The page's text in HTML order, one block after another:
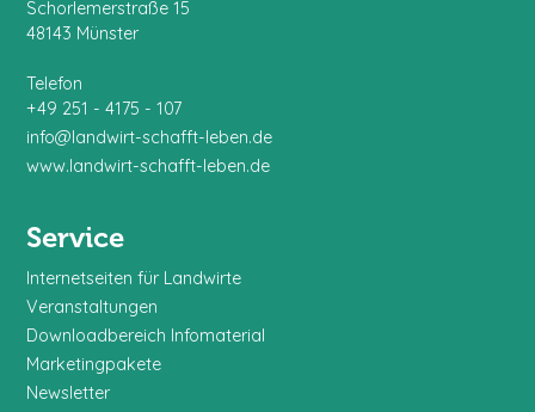
Schorlemerstraße 15
48143 Münster
Telefon
+49 251 - 4175 - 107
info@landwirt-schafft-leben.de
www.landwirt-schafft-leben.de
Service
Internetseiten für Landwirte
Veranstaltungen
Downloadbereich Infomaterial
Marketingpakete
Newsletter